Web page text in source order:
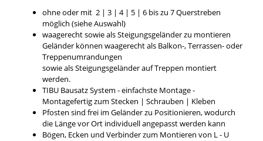
ohne oder mit 2 | 3 | 4 | 5 | 6 bis zu 7 Querstreben
möglich (siehe Auswahl)
waagerecht sowie als Steigungsgeländer zu montieren
Geländer können waagerecht als Balkon-, Terrassen- oder
Treppenumrandungen
sowie als Steigungsgeländer auf Treppen montiert
werden.
TIBU Bausatz System - einfachste Montage -
Montagefertig zum Stecken | Schrauben | Kleben
Pfosten sind frei im Geländer zu Positionieren, wodurch
die Länge vor Ort individuell angepasst werden kann
Bögen, Ecken und Verbinder zum Montieren von L - U